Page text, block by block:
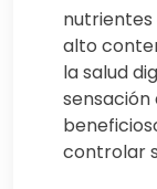
nutrientes
alto
la salud
sensación
controlar